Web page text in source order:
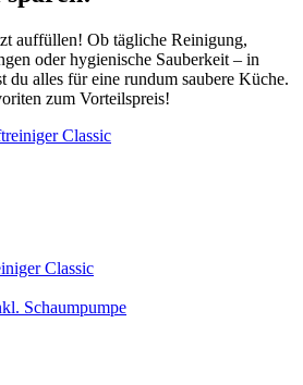
auffüllen! Ob tägliche Reinigung,
oder hygienische Sauberkeit – in
du alles für eine rundum saubere Küche.
zum Vorteilspreis!
Classic